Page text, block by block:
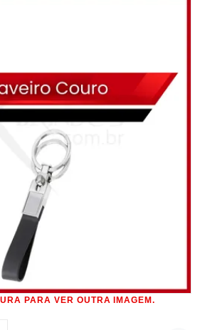
PARA VER OUTRA IMAGEM.